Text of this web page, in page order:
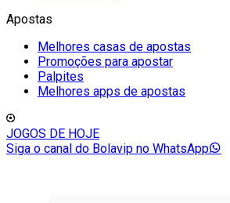
Apostas
Melhores casas de apostas
Promoções para apostar
Palpites
Melhores apps de apostas
JOGOS DE HOJE
Siga o canal do Bolavip no WhatsApp